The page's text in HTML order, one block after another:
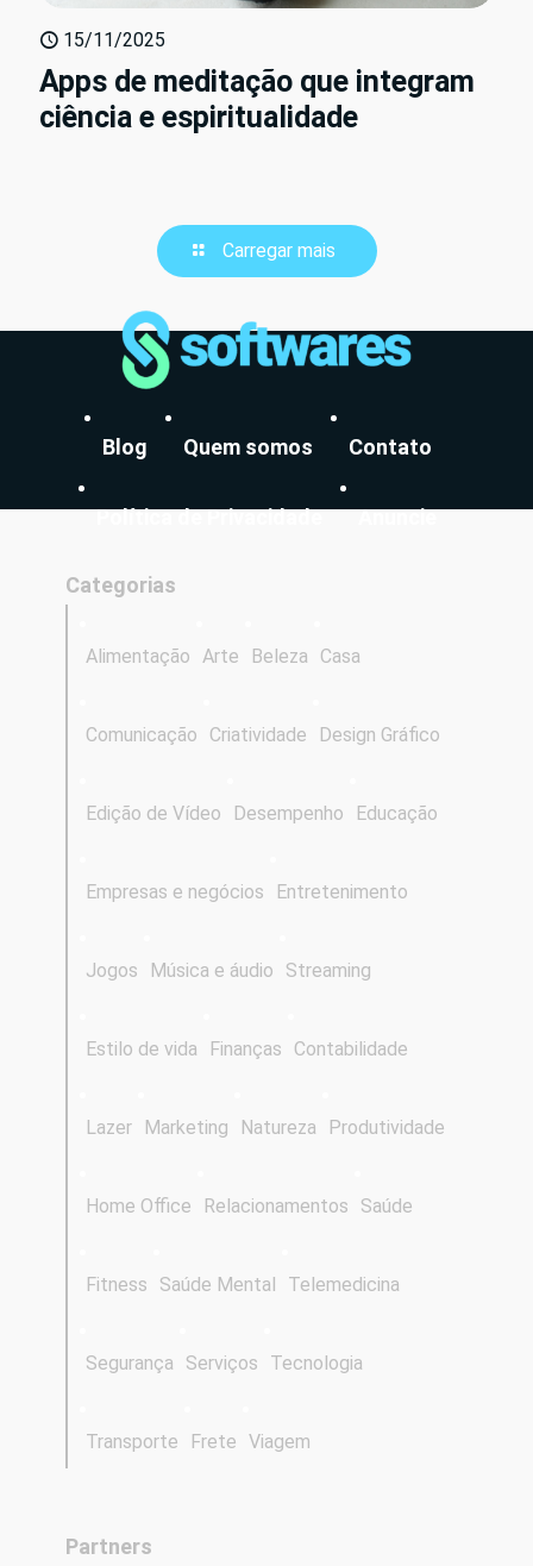
15/11/2025
Apps de meditação que integram
ciência e espiritualidade
Carregar mais
Blog Quem somos Contato
Política de Privacidade Anuncie
Categorias
Alimentação Arte Beleza Casa
Comunicação Criatividade Design Gráfico
Edição de Vídeo Desempenho Educação
Empresas e negócios Entretenimento
Jogos Música e áudio Streaming
Estilo de vida Finanças Contabilidade
Lazer Marketing Natureza Produtividade
Home Office Relacionamentos Saúde
Fitness Saúde Mental Telemedicina
Segurança Serviços Tecnologia
Transporte Frete Viagem
Partners